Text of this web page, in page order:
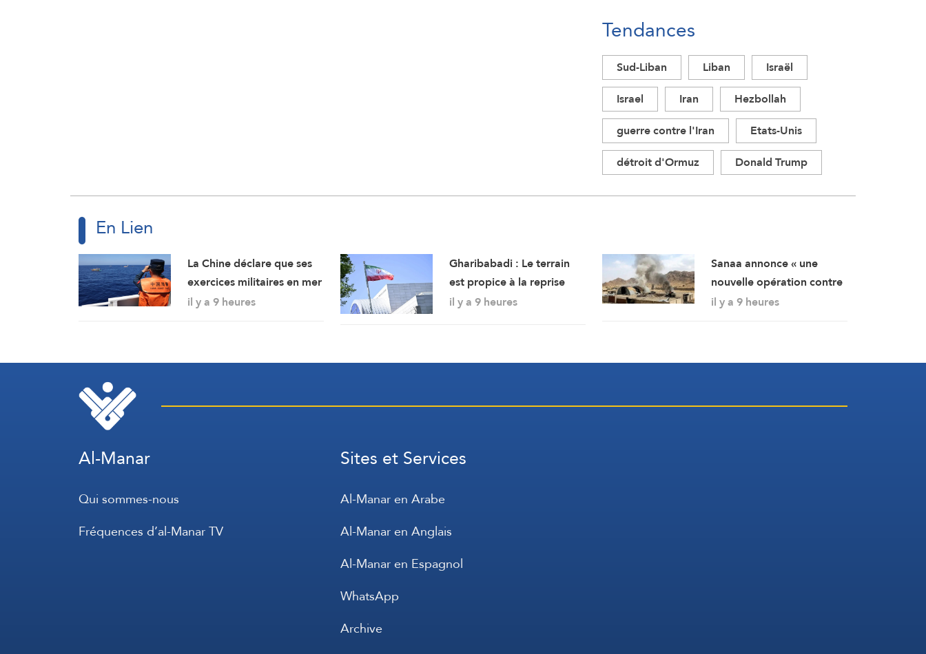
Tendances
Sud-Liban Liban
Israël
Israel
Iran
Hezbollah
guerre contre l'Iran
Etats-Unis
détroit d'Ormuz
Donald Trump
En Lien
La Chine déclare que ses
exercices militaires en mer
de Chine méridionale
il y a 9 heures
Gharibabadi : Le terrain
est propice à la reprise
des pourparlers de
il y a 9 heures
Sanaa annonce « une
nouvelle opération contre
des rassemblements
il y a 9 heures
Al-Manar
Qui sommes-nous
Fréquences d’al-Manar TV
Sites et Services
Al-Manar en Arabe
Al-Manar en Anglais
Al-Manar en Espagnol
WhatsApp
Archive